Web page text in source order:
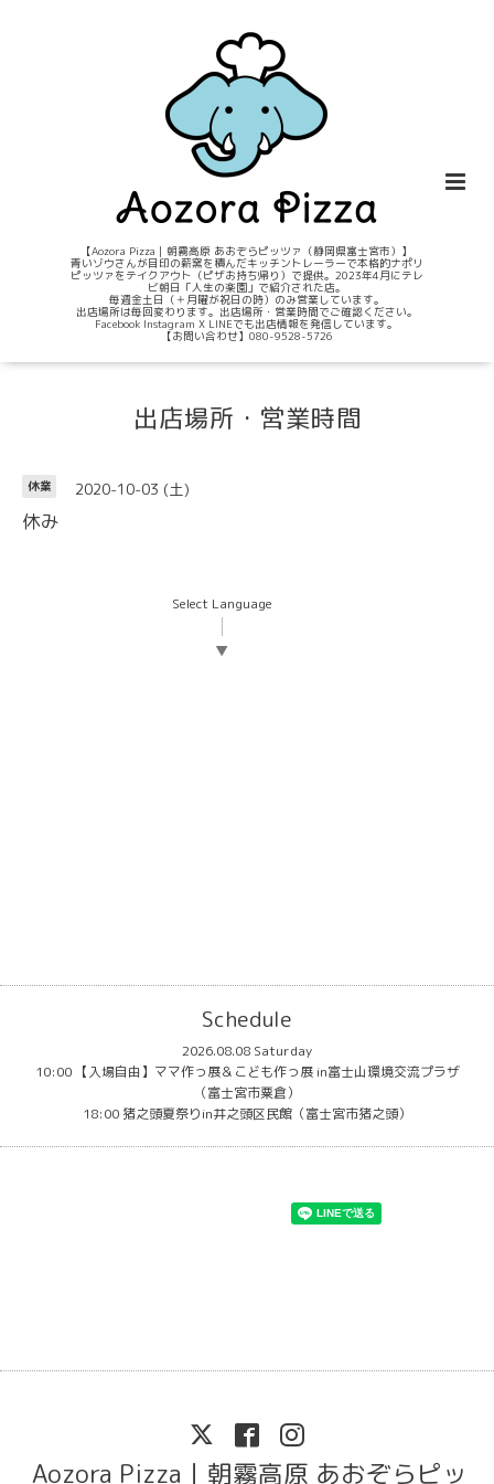
【Aozora Pizza｜朝霧高原 あおぞらピッツァ（静岡県富士宮市）】
青いゾウさんが目印の薪窯を積んだキッチントレーラーで本格的ナポリ
ピッツァをテイクアウト（ピザお持ち帰り）で提供。2023年4月にテレ
ビ朝日「人生の楽園」で紹介された店。
毎週金土日（＋月曜が祝日の時）のみ営業しています。
出店場所は毎回変わります。出店場所・営業時間でご確認ください。
Facebook Instagram X LINEでも出店情報を発信しています。
【お問い合わせ】080-9528-5726
出店場所・営業時間
休業 2020-10-03 (土)
休み
Select Language
▼
Schedule
2026.08.08 Saturday
10:00 【入場自由】ママ作っ展＆こども作っ展 in富士山環境交流プラザ
（富士宮市粟倉）
18:00 猪之頭夏祭りin井之頭区民館（富士宮市猪之頭）
Aozora Pizza｜朝霧高原 あおぞらピッ